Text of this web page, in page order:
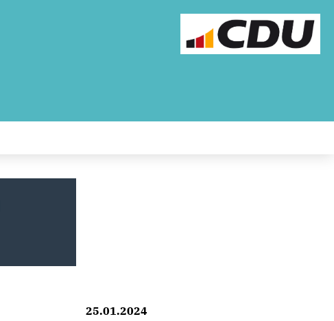
25.01.2024